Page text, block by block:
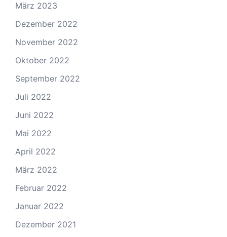
März 2023
Dezember 2022
November 2022
Oktober 2022
September 2022
Juli 2022
Juni 2022
Mai 2022
April 2022
März 2022
Februar 2022
Januar 2022
Dezember 2021